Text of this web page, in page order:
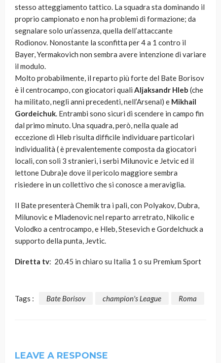
stesso atteggiamento tattico. La squadra sta dominando il
proprio campionato e non ha problemi di formazione; da
segnalare solo un’assenza, quella dell’attaccante
Rodionov. Nonostante la sconfitta per 4 a 1 contro il
Bayer, Yermakovich non sembra avere intenzione di variare
il modulo.
Molto probabilmente, il reparto più forte del Bate Borisov
è il centrocampo, con giocatori quali Aljaksandr Hleb (che
ha militato, negli anni precedenti, nell’Arsenal) e Mikhail
Gordeichuk. Entrambi sono sicuri di scendere in campo fin
dal primo minuto. Una squadra, però, nella quale ad
eccezione di Hleb risulta difficile individuare particolari
individualità ( è prevalentemente composta da giocatori
locali, con soli 3 stranieri, i serbi Milunovic e Jetvic ed il
lettone Dubra)e dove il pericolo maggiore sembra
risiedere in un collettivo che si conosce a meraviglia.
Il Bate presenterà Chemik tra i pali, con Polyakov, Dubra,
Milunovic e Mladenovic nel reparto arretrato, Nikolic e
Volodko a centrocampo, e Hleb, Stesevich e Gordelchuck a
supporto della punta, Jevtic.
Diretta tv: 20.45 in chiaro su Italia 1 o su Premium Sport
Tags : Bate Borisov champion's League Roma
LEAVE A RESPONSE